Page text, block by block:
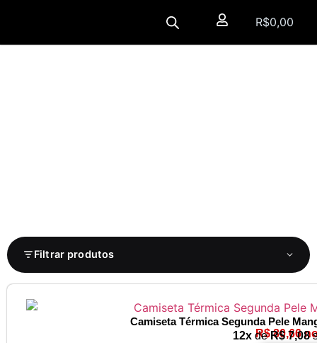
R$0,00
Filtrar produtos
Camiseta Térmica Segunda Pele
R$ 80,66
12x deR$ 7,08